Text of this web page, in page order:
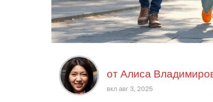
отАлиса
вкл авг 3, 2025